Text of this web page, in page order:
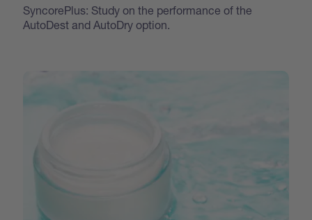
SyncorePlus: Study on the performance of the
AutoDest and AutoDry option.